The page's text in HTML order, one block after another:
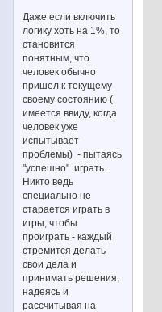
Даже если включить
логику хоть на 1%, то
становится
понятным, что
человек обычно
пришел к текущему
своему состоянию (
имеется ввиду, когда
человек уже
испытывает
проблемы) - пытаясь
"успешно" играть.
Никто ведь
специально не
старается играть в
игры, чтобы
проиграть - каждый
стремится делать
свои дела и
принимать решения,
надеясь и
рассчитывая на